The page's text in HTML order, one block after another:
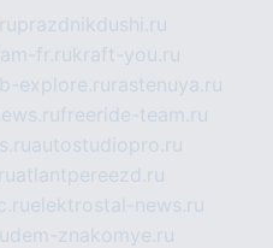
prazdnikdushi.ru
fr.rukraft-you.ru
explore.ru rastenuya.ru
freeride-team.ru
autostudiopro.ru
atlantpereezd.ru
elektrostal-news.ru
znakomye.ru